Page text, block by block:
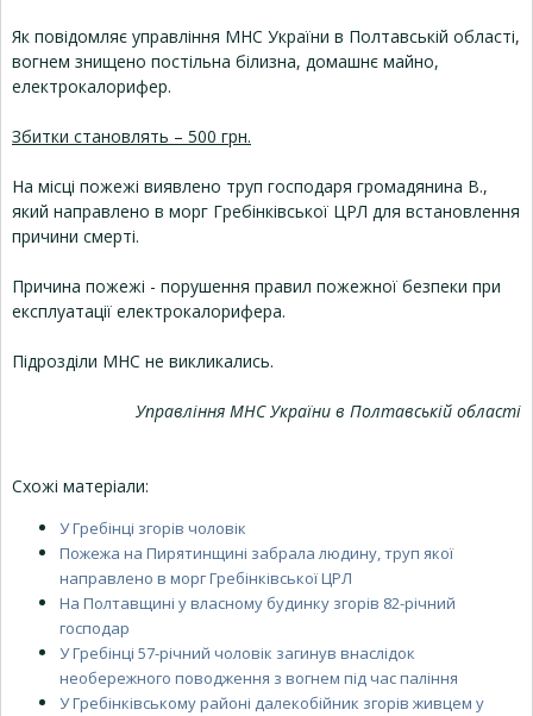
Як повідомляє управління МНС України в Полтавській області,
вогнем знищено постільна білизна, домашнє майно,
електрокалорифер.
Збитки становлять – 500 грн.
На місці пожежі виявлено труп господаря громадянина В.,
який направлено в морг Гребінківської ЦРЛ для встановлення
причини смерті.
Причина пожежі - порушення правил пожежної безпеки при
експлуатації електрокалорифера.
Підрозділи МНС не викликались.
Управління МНС України в Полтавській області
Схожі матеріали:
У Гребінці згорів чоловік
Пожежа на Пирятинщині забрала людину, труп якої
направлено в морг Гребінківської ЦРЛ
На Полтавщині у власному будинку згорів 82-річний
господар
У Гребінці 57-річний чоловік загинув внаслідок
необережного поводження з вогнем під час паління
У Гребінківському районі далекобійник згорів живцем у